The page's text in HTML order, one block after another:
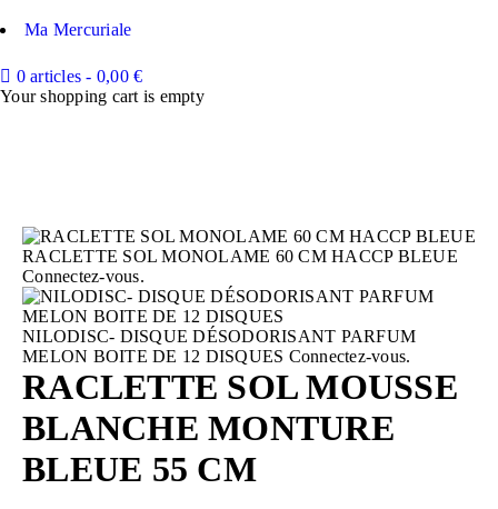
Ma Mercuriale
0 articles - 0,00 €
Your shopping cart is empty
RACLETTE SOL MONOLAME 60 CM HACCP BLEUE
Connectez-vous.
NILODISC- DISQUE DÉSODORISANT PARFUM
MELON BOITE DE 12 DISQUES Connectez-vous.
RACLETTE SOL MOUSSE
BLANCHE MONTURE
BLEUE 55 CM